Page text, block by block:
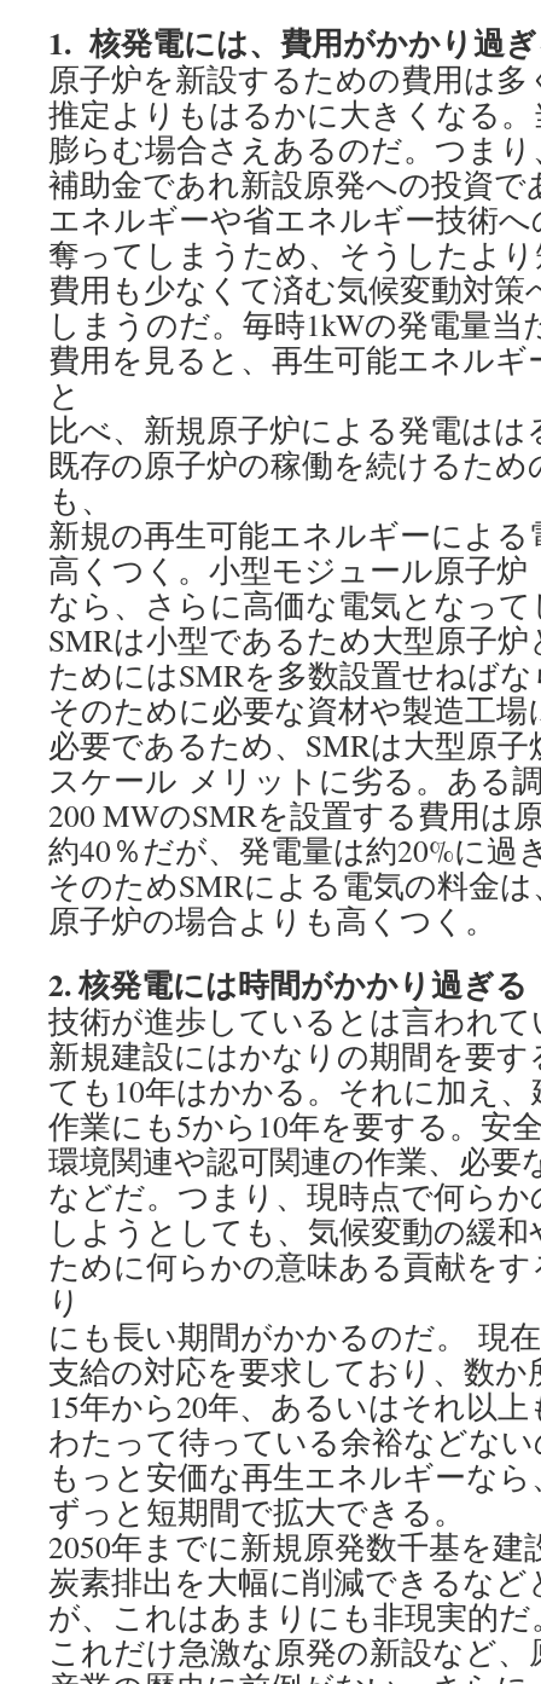
1.核発電には、費用がかかり過
原子炉を新設するための費用は
推定よりもはるかに大きくなる
膨らむ場合さえあるのだ。つま
補助金であれ新設原発への投資で
エネルギーや省エネルギー技術
奪ってしまうため、そうしたよ
費用も少なくて済む気候変動対
しまうのだ。毎時1kWの発電量
費用を見ると、再生可能エネル
と
比べ、新規原子炉による発電は
既存の原子炉の稼働を続けるた
も、
新規の再生可能エネルギーによる
高くつく。小型モジュール原子炉
なら、さらに高価な電気となっ
SMRは小型であるため大型原子
ためにはSMRを多数設置せねば
そのために必要な資材や製造工
必要であるため、SMRは大型原子
スケール メリットに劣る。ある
200 MWのSMRを設置する費用は
約40％だが、発電量は約20%に過
そのためSMRによる電気の料金
原子炉の場合よりも高くつく。
2.核発電には時間がかかり過ぎる
技術が進歩しているとは言われ
新規建設にはかなりの期間を要
ても10年はかかる。それに加え
作業にも5から10年を要する。安
環境関連や認可関連の作業、必要
などだ。つまり、現時点で何ら
しようとしても、気候変動の緩
ために何らかの意味ある貢献を
り
にも長い期間がかかるのだ。 現
支給の対応を要求しており、数か
15年から20年、あるいはそれ以
わたって待っている余裕などな
もっと安価な再生エネルギーなら
ずっと短期間で拡大できる。
2050年までに新規原発数千基を
炭素排出を大幅に削減できるな
が、これはあまりにも非現実的だ
これだけ急激な原発の新設など、